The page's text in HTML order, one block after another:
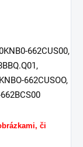
662CUS00,
662CUSOO,
či